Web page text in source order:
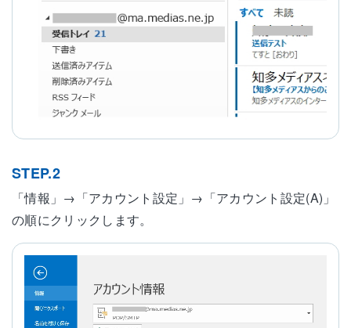
STEP.2
「情報」→「アカウント設定」→「アカウント設定(A)」
の順にクリックします。